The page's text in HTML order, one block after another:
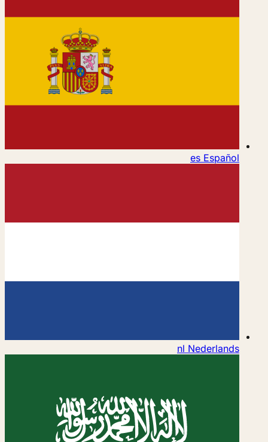
es Español
nl Nederlands